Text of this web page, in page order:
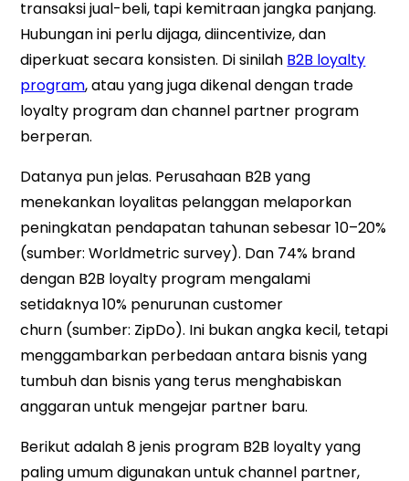
transaksi jual-beli, tapi kemitraan jangka panjang.
Hubungan ini perlu dijaga, diincentivize, dan
diperkuat secara konsisten. Di sinilah B2B loyalty
program, atau yang juga dikenal dengan trade
loyalty program dan channel partner program
berperan.
Datanya pun jelas. Perusahaan B2B yang
menekankan loyalitas pelanggan melaporkan
peningkatan pendapatan tahunan sebesar 10–20%
(sumber: Worldmetric survey). Dan 74% brand
dengan B2B loyalty program mengalami
setidaknya 10% penurunan customer
churn (sumber: ZipDo). Ini bukan angka kecil, tetapi
menggambarkan perbedaan antara bisnis yang
tumbuh dan bisnis yang terus menghabiskan
anggaran untuk mengejar partner baru.
Berikut adalah 8 jenis program B2B loyalty yang
paling umum digunakan untuk channel partner,